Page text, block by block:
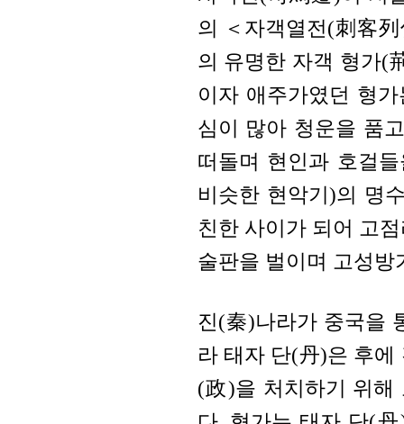
의 ＜자객열전(刺客
의 유명한 자객 형가(
이자 애주가였던 형
심이 많아 청운을 품
떠돌며 현인과 호걸
비슷한 현악기)의 명
친한 사이가 되어 고
술판을 벌이며 고성방
진(秦)나라가 중국을
라 태자 단(丹)은 후
(政)을 처치하기 위해